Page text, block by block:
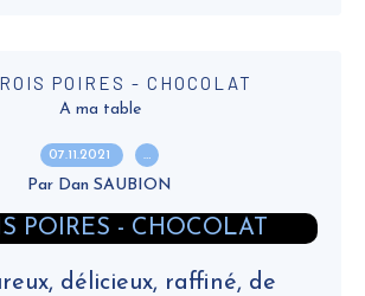
POIRES - CHOCOLAT
A ma table
07.11.2021 …
Par Dan SAUBION
délicieux, raffiné, de